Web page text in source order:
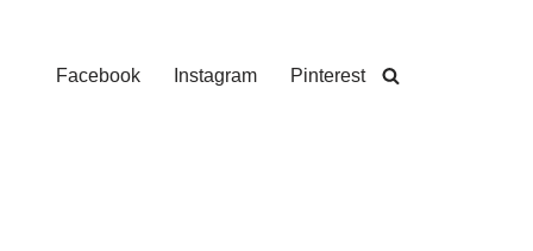
Facebook Instagram Pinterest